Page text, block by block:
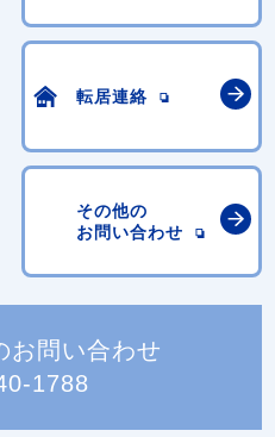
転居連絡
その他の
お問い合わせ
お問い合わせ
1788